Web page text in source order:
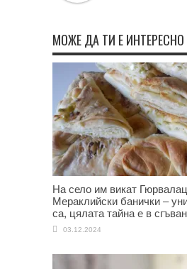
МОЖЕ ДА ТИ Е ИНТЕРЕСНО
На село им викат
Мераклийски банички –
са, цялата тайна е в
03.12.2024